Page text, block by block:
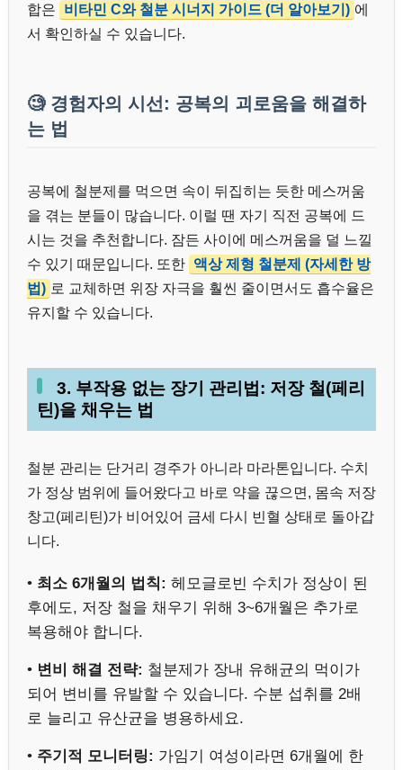
합은
비타민 C와 철분 시너지 가이드 (더 알아보기) 에
서 확인하실 수 있습니다.
🧐 경험자의 시선: 공복의 괴로움을 해결하
는 법
공복에 철분제를 먹으면 속이 뒤집히는 듯한 메스꺼움
을 겪는 분들이 많습니다. 이럴 땐 자기 직전 공복에 드
시는 것을 추천합니다. 잠든 사이에 메스꺼움을 덜 느낄
수 있기 때문입니다. 또한 액상 제형 철분제 (자세한 방
법) 로 교체하면 위장 자극을 훨씬 줄이면서도 흡수율은
유지할 수 있습니다.
3. 부작용 없는 장기 관리법: 저장 철(페리
틴)을 채우는 법
철분 관리는 단거리 경주가 아니라 마라톤입니다. 수치
가 정상 범위에 들어왔다고 바로 약을 끊으면, 몸속 저장
창고(페리틴)가 비어있어 금세 다시 빈혈 상태로 돌아갑
니다.
• 최소 6개월의 법칙: 헤모글로빈 수치가 정상이 된
후에도, 저장 철을 채우기 위해 3~6개월은 추가로
복용해야 합니다.
• 변비 해결 전략: 철분제가 장내 유해균의 먹이가
되어 변비를 유발할 수 있습니다. 수분 섭취를 2배
로 늘리고 유산균을 병용하세요.
• 주기적 모니터링: 가임기 여성이라면 6개월에 한